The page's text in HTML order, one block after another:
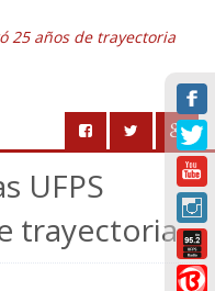
25 años de trayectoria
UFPS
trayectoria